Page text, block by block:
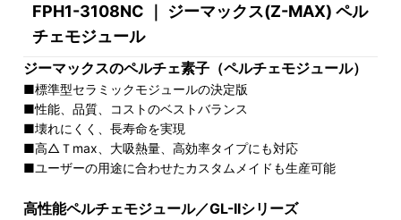
FPH1-3108NC ｜ ジーマックス(Z-MAX) ペル
チェモジュール
ジーマックスのペルチェ素子（ペルチェモジュール）
■標準型セラミックモジュールの決定版
■性能、品質、コストのベストバランス
■壊れにくく、長寿命を実現
■高△Ｔmax、大吸熱量、高効率タイプにも対応
■ユーザーの用途に合わせたカスタムメイドも生産可能
高性能ペルチェモジュール／GL-IIシリーズ